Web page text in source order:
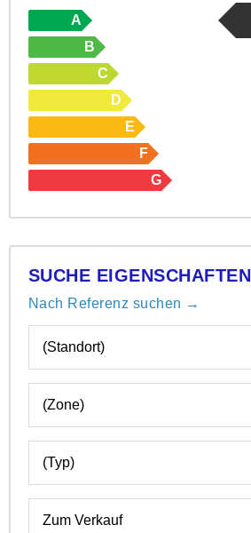
A
B
C
D
E
F
G
SUCHE EIGENSCHAFTEN
Nach Referenz suchen →